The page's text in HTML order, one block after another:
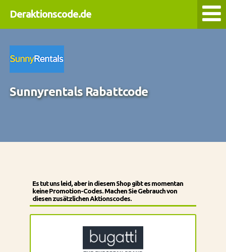
Deraktionscode.de
Sunnyrentals Rabattcode
Es tut uns leid, aber in diesem Shop gibt es momentan
keine Promotion-Codes. Machen Sie Gebrauch von
diesen zusätzlichen Aktionscodes.